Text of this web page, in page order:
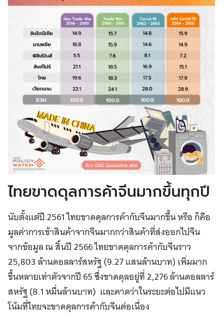
ไทยขาดดุลการค้าจีนมากขึ้นทุกปี
นับตั้งแต่ปี 2561 ไทยขาดดุลการค้ากับจีนมากขึ้น หรือ ก็คือ
มูลค่าการเข้าสินค้าจากจีนมากกว่าสินค้าที่ส่งออกไปจีน
จากข้อมูล ณ สิ้นปี 2566 ไทยขาดดุลการค้ากับจีนราว
25,803 ล้านดอลลาร์สหรัฐ (9.27 แสนล้านบาท) เพิ่มมาก
ขึ้นหลายเท่าตัวจากปี 65 ซึ่งขาดดุลอยู่ที่ 2,276 ล้านดอลลาร์
สหรัฐ (8.1 หมื่นล้านบาท) และคาดว่าในระยะต่อไปมีแนว
โน้มที่ไทยจะขาดดุลการค้ากับจีนต่อเนื่อง